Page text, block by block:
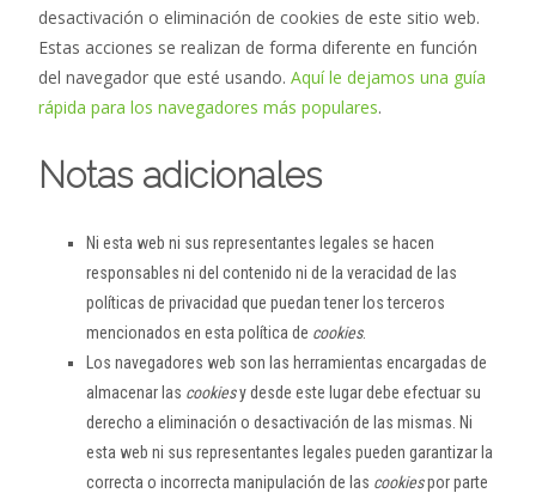
desactivación o eliminación de cookies de este sitio web.
Estas acciones se realizan de forma diferente en función
del navegador que esté usando. Aquí le dejamos una guía
rápida para los navegadores más populares.
Notas adicionales
Ni esta web ni sus representantes legales se hacen
responsables ni del contenido ni de la veracidad de las
políticas de privacidad que puedan tener los terceros
mencionados en esta política de cookies.
Los navegadores web son las herramientas encargadas de
almacenar las cookiesy desde este lugar debe efectuar su
derecho a eliminación o desactivación de las mismas. Ni
esta web ni sus representantes legales pueden garantizar la
correcta o incorrecta manipulación de las cookiespor parte